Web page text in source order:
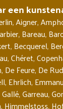
een
,Aigner,
, Bareau,
, Becquerel,
,Chéret,
, De Feure, De
, Ehrlich,
Gallé,Garreau,
, Himmelstoss,